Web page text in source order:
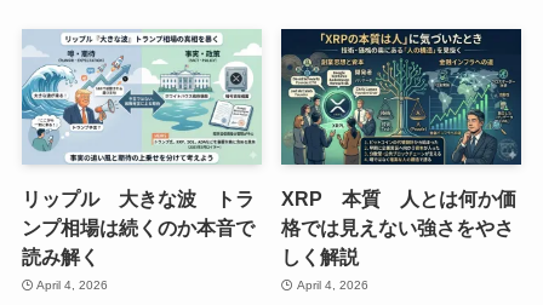
リップル 大きな波 トラ
ンプ相場は続くのか本音で
読み解く
April 4, 2026
XRP 本質 人とは何か価
格では見えない強さをやさ
しく解説
April 4, 2026